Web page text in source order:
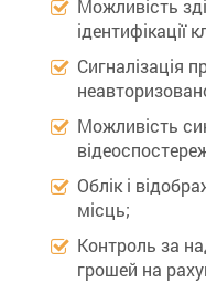
Можливість
ідентифікації
Сигналізація
Можливість
Облік і
місць;
Контроль за
грошей на